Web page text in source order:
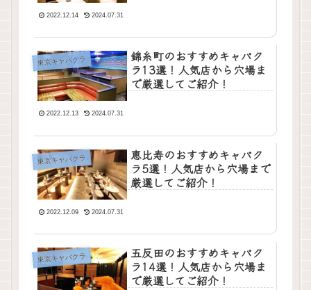
2022.12.14 2024.07.31
東京キャバクラ
錦糸町のおすすめキャバク
ラ13選！人気店から穴場ま
で厳選してご紹介！
2022.12.13 2024.07.31
東京キャバクラ
恵比寿のおすすめキャバク
ラ5選！人気店から穴場まで
厳選してご紹介！
2022.12.09 2024.07.31
東京キャバクラ
五反田のおすすめキャバク
ラ14選！人気店から穴場ま
で厳選してご紹介！